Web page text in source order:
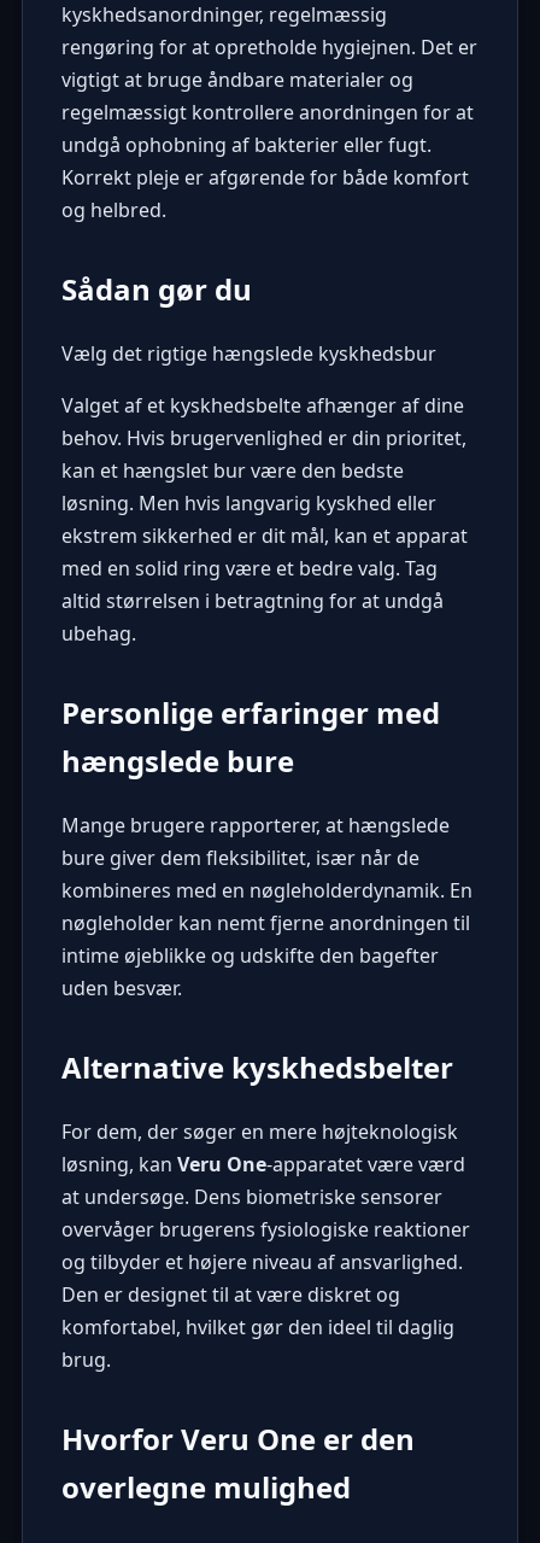
kyskhedsanordninger, regelmæssig
rengøring for at opretholde hygiejnen. Det er
vigtigt at bruge åndbare materialer og
regelmæssigt kontrollere anordningen for at
undgå ophobning af bakterier eller fugt.
Korrekt plejeer afgørende for både komfort
og helbred.
Sådan gør du
Vælg det rigtige hængslede kyskhedsbur
Valget af et kyskhedsbelte afhænger af dine
behov. Hvis brugervenlighed er din prioritet,
kan et hængslet bur være den bedste
løsning. Men hvis langvarig kyskhed eller
ekstrem sikkerhed er dit mål, kan et apparat
med en solid ring være et bedre valg. Tag
altid størrelsen i betragtning for at undgå
ubehag.
Personlige erfaringer med
hængslede bure
Mange brugere rapporterer, at hængslede
bure giver dem fleksibilitet, især når de
kombineres med en nøgleholderdynamik. En
nøgleholder kan nemt fjerne anordningen til
intime øjeblikke og udskifte den bagefter
uden besvær.
Alternative kyskhedsbelter
For dem, der søger en mere højteknologisk
løsning, kan Veru One-apparatet være værd
at undersøge. Dens biometriske sensorer
overvåger brugerens fysiologiske reaktioner
og tilbyder et højere niveau af ansvarlighed.
Den er designet til at være diskret og
komfortabel, hvilket gør den ideel til daglig
brug.
Hvorfor Veru One er den
overlegne mulighed